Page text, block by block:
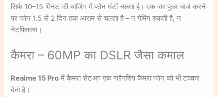
सिर्फ 10–15 मिनट की चार्जिंग में फोन घंटों चलता है। एक बार फुल चार्ज करने
पर फोन 1.5 से 2 दिन तक आराम से चलता है – न गेमिंग रुकती है, न
नेटफ्लिक्स।
कैमरा – 60MP का DSLR जैसा कमाल
Realme 15 Pro में कैमरा सेटअप एक फ्लैगशिप कैमरा फोन को भी टक्कर
देता है।